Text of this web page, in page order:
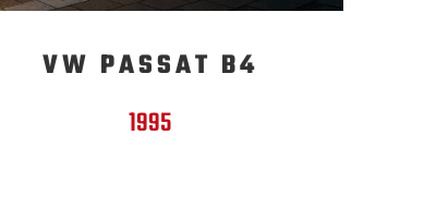
VW PASSAT B4
1995